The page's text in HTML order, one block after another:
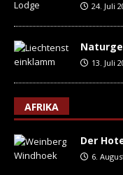
24. Juli
13. Juli
AFRIKA
Der
6.